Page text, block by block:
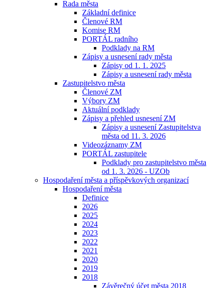
Rada města
Základní definice
Členové RM
Komise RM
PORTÁL radního
Podklady na RM
Zápisy a usnesení rady města
Zápisy od 1. 1. 2025
Zápisy a usnesení rady města
Zastupitelstvo města
Členové ZM
Výbory ZM
Aktuální podklady
Zápisy a přehled usnesení ZM
Zápisy a usnesení Zastupitelstva
města od 11. 3. 2026
Videozáznamy ZM
PORTÁL zastupitele
Podklady pro zastupitelstvo města
od 1. 3. 2026 - UZOb
Hospodaření města a příspěvkových organizací
Hospodaření města
Definice
2026
2025
2024
2023
2022
2021
2020
2019
2018
Závěrečný účet města 2018